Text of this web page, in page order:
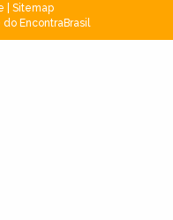
Sitemap
EncontraBrasil